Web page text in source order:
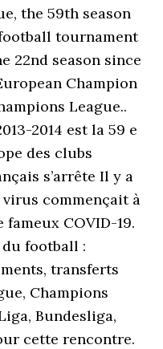
the 59th season
tournament
22nd season since
Champion
League..
2014 est la 59 e
des clubs
s’arrête Il y a
virus commençait à
fameux COVID-19.
football :
transferts
Champions
Bundesliga,
cette rencontre.